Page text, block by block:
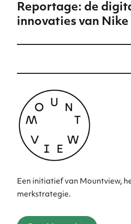
Volgend
bericht:
Reportage: de
innovaties van Nike
Een initiatief van Mountview,
merkstrategie.